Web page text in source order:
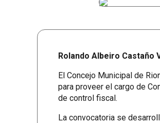
Rolando Albeiro Castaño
El Concejo Municipal de
para proveer el cargo de
de control fiscal.
La convocatoria se